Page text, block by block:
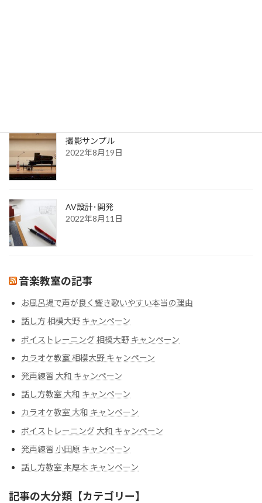
撮影サンプル
2022年8月19日
AV設計･開発
2022年8月11日
音楽教室の記事
お風呂場で声が良く響き歌いやすい本当の理由
話し方 相模大野 キャンペーン
ボイストレーニング 相模大野 キャンペーン
カラオケ教室 相模大野 キャンペーン
発声練習 大和 キャンペーン
話し方教室 大和 キャンペーン
カラオケ教室 大和 キャンペーン
ボイストレーニング 大和 キャンペーン
発声練習 小田原 キャンペーン
話し方教室 本厚木 キャンペーン
記事の大分類【カテゴリー】